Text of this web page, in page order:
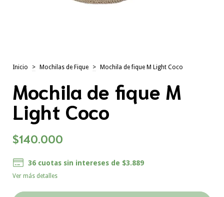
Inicio > Mochilas de Fique > Mochila de fique M Light Coco
Mochila de fique M
Light Coco
$140.000
36 cuotas sin intereses de $3.889
Ver más detalles